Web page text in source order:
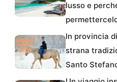
lusso e
In provincia
strana
Santo